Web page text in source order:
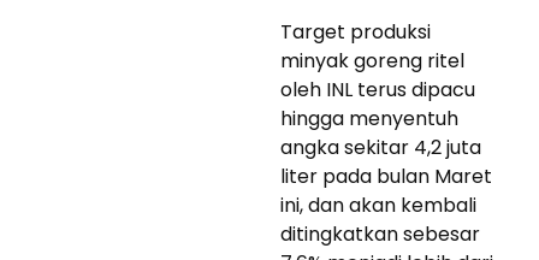
Target produksi
minyak goreng ritel
oleh INL terus dipacu
hingga menyentuh
angka sekitar 4,2 juta
liter pada bulan Maret
ini, dan akan kembali
ditingkatkan sebesar